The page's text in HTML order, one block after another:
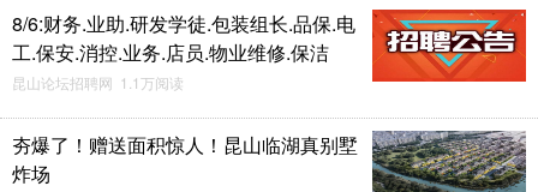
8/6:财务.业助.研发学徒.包装组长.品保.电
工.保安.消控.业务.店员.物业维修.保洁
昆山论坛招聘网 1.1万阅读
夯爆了！赠送面积惊人！昆山临湖真别墅
炸场